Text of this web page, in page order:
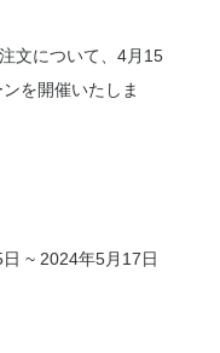
文について、4月15
を開催いたしま
~ 2024年5月17日